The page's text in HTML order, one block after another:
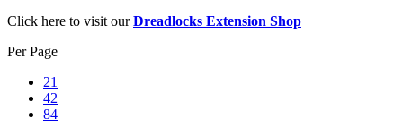
Click here to visit ourDreadlocks Extension Shop
Per Page
21
42
84